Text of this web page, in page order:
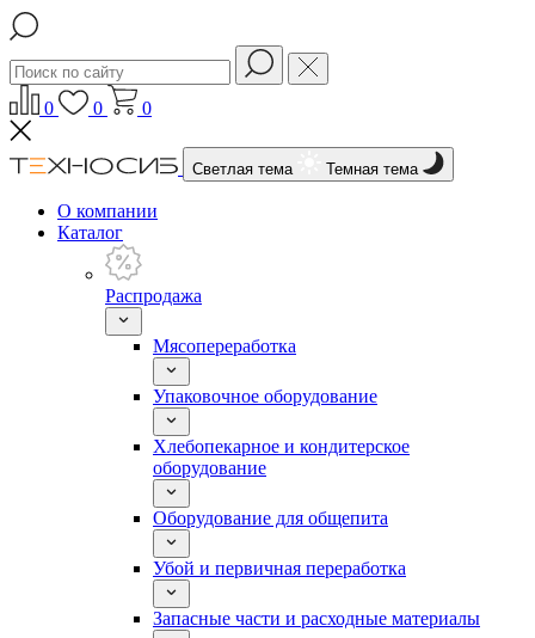
0 0 0
Светлая тема Темная тема
О компании
Каталог
Распродажа
Мясопереработка
Упаковочное оборудование
Хлебопекарное и кондитерское
оборудование
Оборудование для общепита
Убой и первичная переработка
Запасные части и расходные материалы